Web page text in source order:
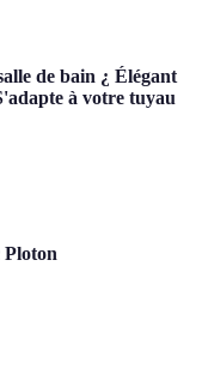
de bain ¿ Élégant
à votre tuyau
Ploton